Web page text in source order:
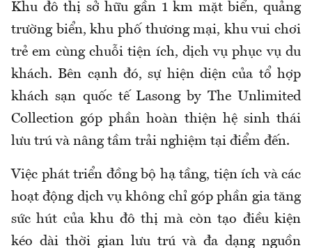
Khu đô thị sở hữu gần 1 km mặt biển, quảng
trường biển, khu phố thương mại, khu vui chơi
trẻ em cùng chuỗi tiện ích, dịch vụ phục vụ du
khách. Bên cạnh đó, sự hiện diện của tổ hợp
khách sạn quốc tế Lasong by The Unlimited
Collection góp phần hoàn thiện hệ sinh thái
lưu trú và nâng tầm trải nghiệm tại điểm đến.
Việc phát triển đồng bộ hạ tầng, tiện ích và các
hoạt động dịch vụ không chỉ góp phần gia tăng
sức hút của khu đô thị mà còn tạo điều kiện
kéo dài thời gian lưu trú và đa dạng nguồn